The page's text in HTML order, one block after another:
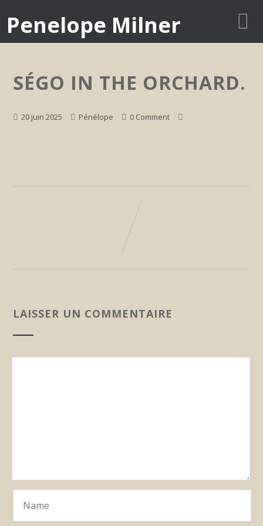
Penelope Milner
SÉGO IN THE ORCHARD.
20 juin 2025 Pénélope 0 Comment
LAISSER UN COMMENTAIRE